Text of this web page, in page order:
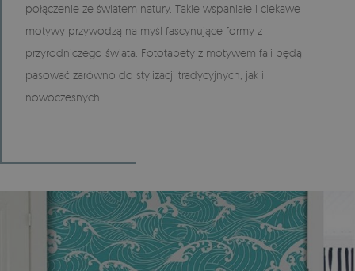
połączenie ze światem natury. Takie wspaniałe i ciekawe
motywy przywodzą na myśl fascynujące formy z
przyrodniczego świata. Fototapety z motywem fali będą
pasować zarówno do stylizacji tradycyjnych, jak i
nowoczesnych.